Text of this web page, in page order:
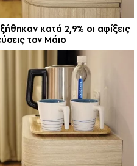
κατά 2,9% οι αφίξεις
τον Μάιο